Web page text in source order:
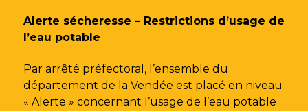
Alerte sécheresse – Restrictions d’usage de
l’eau potable
Par arrêté préfectoral, l’ensemble du
département de la Vendée est placé en niveau
« Alerte » concernant l’usage de l’eau potable